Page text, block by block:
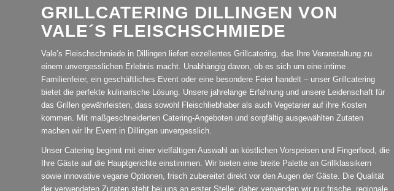
GRILLCATERING DILLINGEN VON
VALE´S FLEISCHSCHMIEDE
Vale’s Fleischschmiede in Dillingen liefert exzellentes Grillcatering, das Ihre Veranstaltung zu
einem unvergesslichen Erlebnis macht. Unabhängig davon, ob es sich um eine intime
Familienfeier, ein geschäftliches Event oder eine besondere Feier handelt – unser Grillcatering
bietet die perfekte kulinarische Lösung. Unsere jahrelange Erfahrung und unsere Leidenschaft für
das Grillen gewährleisten, dass sowohl Fleischliebhaber als auch Vegetarier auf ihre Kosten
kommen. Mit maßgeschneiderten Catering-Angeboten und sorgfältig ausgewählten Zutaten
machen wir Ihr Event in Dillingen unvergesslich.
Unser Catering beginnt mit einer vielfältigen Auswahl an köstlichen Vorspeisen und Fingerfood, die
Ihre Gäste auf die Hauptgerichte einstimmen. Wir bieten eine breite Palette an Grillklassikern
sowie innovative vegane Optionen, frisch zubereitet direkt vor den Augen der Gäste. Die Qualität
der verwendeten Zutaten steht bei uns an erster Stelle; daher verwenden wir nur frische, regionale